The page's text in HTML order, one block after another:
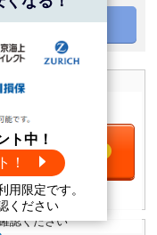
除
プライバシーマークの使
ト中！
！
限定です。
ください
する
ト中！
認ください